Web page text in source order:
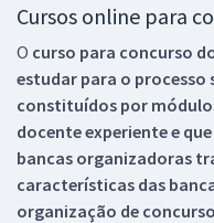
Cursos online para
O curso para concurso
estudar para o processo
constituídos por
docente experiente e
bancas organizadoras
características das
organização de